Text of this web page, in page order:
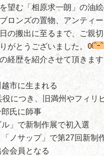
望む「相原求一朗」の油
ロンズの置物、アンティ
の搬出に至るまで、ご親
がとうございました。
経歴を紹介させて頂きます
市に生まれる
につき、旧満州やフィリ
氏に師事
」で新制作展で初入選
ノサップ」で第27回新制
会員となる